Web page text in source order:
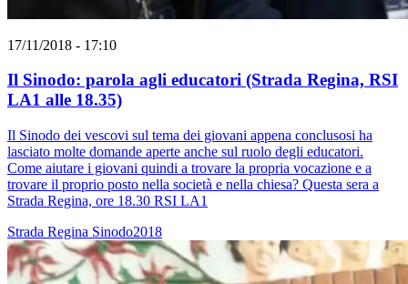
17/11/2018 - 17:10
Il Sinodo: parola agli educatori (Strada Regina, RSI
LA1 alle 18.35)
Il Sinodo dei vescovi sul tema dei giovani appena conclusosi ha
lasciato molte domande aperte anche sul ruolo degli educatori.
Come aiutare i giovani quindi a trovare la propria vocazione e a
trovare il proprio posto nella società e nella chiesa? Questa sera a
Strada Regina, ore 18.30 RSI LA1
Strada Regina Sinodo2018